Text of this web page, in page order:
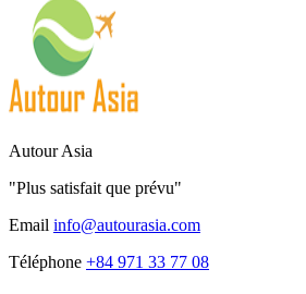
Autour Asia
"Plus satisfait que prévu"
Email info@autourasia.com
Téléphone +84 971 33 77 08